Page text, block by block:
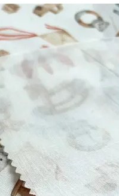
lütfen iletişime geçiniz.
oluşan Tek Renkli
ve ince zevkin somut
yumuşaklığına sahip bu
çıkarmak için titizlikle
çeşitli kullanım alanlarında
pijama takımlarına kadar,
ev kıyafetleri yaratın.
şık kapüşonlular,
şık aktif giyim parçaları
katan kadife kırlentler ve
öğeleri tasarlayarak
elbiseler, etekler ve üstler
her ürünün hem konfor hem
Lupine Tekstil'in Tek Renkli
gücünüz kadar sınırsız.